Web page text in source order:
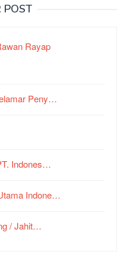
POST
Rayap
Peny…
Indones…
Indone…
/ Jahit…